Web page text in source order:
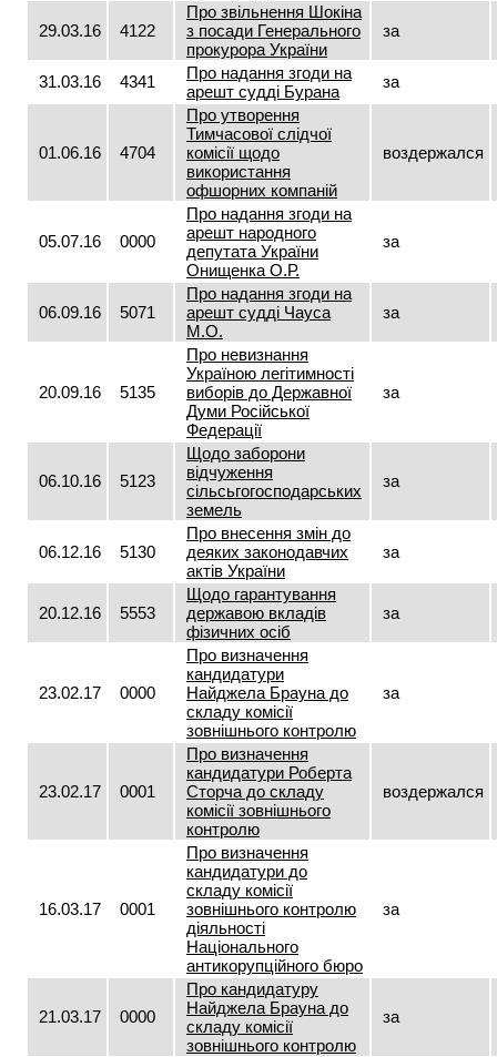
29.03.16 4122
Про звільнення Шокіна
з посади Генерального
прокурора України
за
31.03.16 4341
Про надання згоди на
арешт судді Бурана
за
01.06.16 4704
Про утворення
Тимчасової слідчої
комісії щодо
використання
офшорних компаній
воздержался
05.07.16 0000
Про надання згоди на
арешт народного
депутата України
Онищенка О.Р.
за
06.09.16 5071
Про надання згоди на
арешт судді Чауса
М.О.
за
20.09.16 5135
Про невизнання
Україною легітимності
виборів до Державної
Думи Російської
Федерації
за
06.10.16 5123
Щодо заборони
відчуження
сільсьгогосподарських
земель
за
06.12.16 5130
Про внесення змін до
деяких законодавчих
актів України
за
20.12.16 5553
Щодо гарантування
державою вкладів
фізичних осіб
за
23.02.17 0000
Про визначення
кандидатури
Найджела Брауна до
складу комісії
зовнішнього контролю
за
23.02.17 0001
Про визначення
кандидатури Роберта
Сторча до складу
комісії зовнішнього
контролю
воздержался
16.03.17 0001
Про визначення
кандидатури до
складу комісії
зовнішнього контролю
діяльності
Національного
антикорупційного бюро
за
21.03.17 0000
Про кандидатуру
Найджела Брауна до
складу комісії
зовнішнього контролю
за